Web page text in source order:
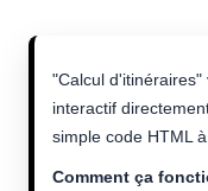
"Calcul d'itinéraires"
interactif
simple code HTML
Comment ça